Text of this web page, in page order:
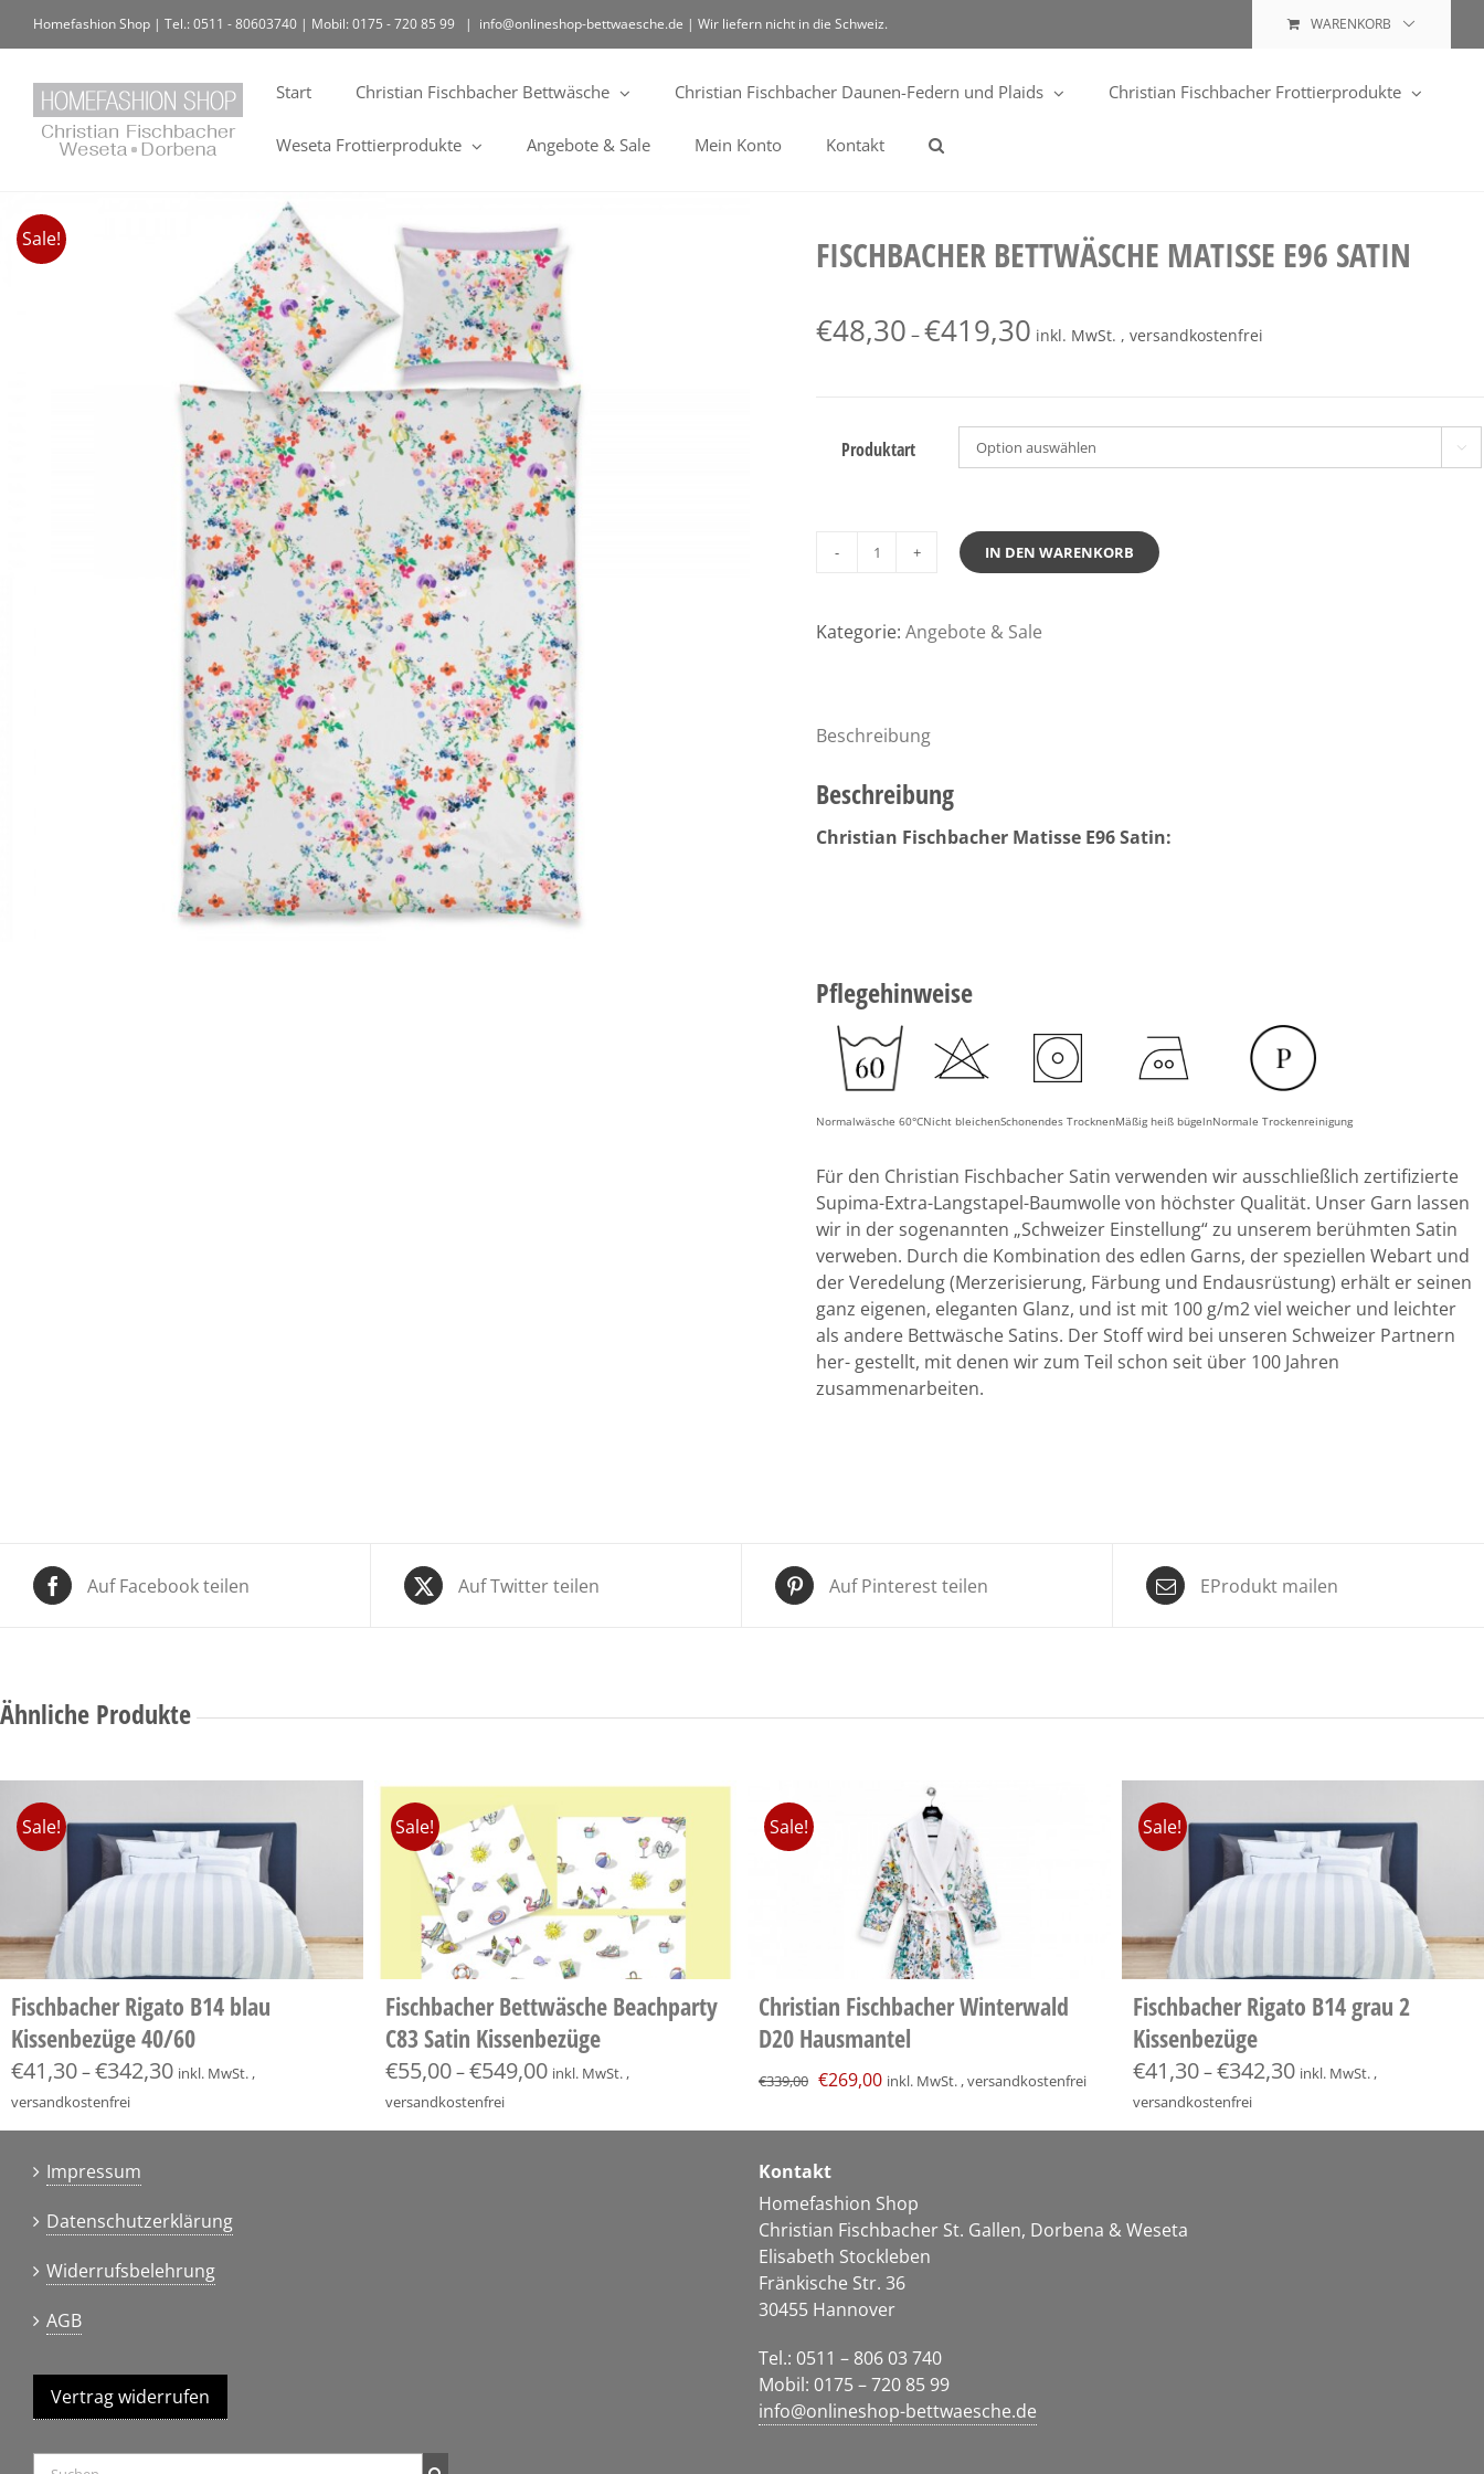
Homefashion Shop | Tel.: 0511 - 80603740 | Mobil: 0175 - 720 85 99 | info@onlineshop-bettwaesche.de | Wir liefern nicht in die Schweiz. WARENKORB
Start Christian Fischbacher Bettwäsche Christian Fischbacher Daunen-Federn und Plaids Christian Fischbacher Frottierprodukte
Weseta Frottierprodukte Angebote & Sale Mein Konto Kontakt
Sale! FISCHBACHER BETTWÄSCHE MATISSE E96 SATIN
€48,30 –€419,30 inkl. MwSt. , versandkostenfrei
Produktart 
Fischbacher
E96
IN DEN WARENKORB
Kategorie:Angebote & Sale
Beschreibung
Beschreibung
Christian Fischbacher Matisse E96 Satin:
Pflegehinweise
Normalwäsche 60°CNicht bleichenSchonendes TrocknenMäßig heiß bügelnNormale Trockenreinigung
Für den Christian Fischbacher Satin verwenden wir ausschließlich zertifizierte
Supima-Extra-Langstapel-Baumwolle von höchster Qualität. Unser Garn lassen
wir in der sogenannten „Schweizer Einstellung“ zu unserem berühmten Satin
verweben. Durch die Kombination des edlen Garns, der speziellen Webart und
der Veredelung (Merzerisierung, Färbung und Endausrüstung) erhält er seinen
ganz eigenen, eleganten Glanz, und ist mit 100 g/m2 viel weicher und leichter
als andere Bettwäsche Satins. Der Stoff wird bei unseren Schweizer Partnern
her- gestellt, mit denen wir zum Teil schon seit über 100 Jahren
zusammenarbeiten.
Auf Facebook teilen Auf Twitter teilen Auf Pinterest teilen EProdukt mailen
Ähnliche Produkte
Sale!
Fischbacher Rigato B14 blau
Kissenbezüge 40/60
€41,30–€342,30 inkl. MwSt. ,
versandkostenfrei
Sale!
Fischbacher Bettwäsche Beachparty
C83 Satin Kissenbezüge
€55,00–€549,00 inkl. MwSt. ,
versandkostenfrei
Sale!
Christian Fischbacher Winterwald
D20 Hausmantel
€339,00
Preis
€269,00
Preis
inkl. MwSt. , versandkostenfrei
Sale!
Fischbacher Rigato B14 grau 2
Kissenbezüge
€41,30–€342,30 inkl. MwSt. ,
versandkostenfrei
Impressum
Datenschutzerklärung
Widerrufsbelehrung
AGB
Vertrag widerrufen
Kontakt
Homefashion Shop
Christian Fischbacher St. Gallen, Dorbena & Weseta
Elisabeth Stockleben
Fränkische Str. 36
30455 Hannover
Tel.: 0511 – 806 03 740
Mobil: 0175 – 720 85 99
info@onlineshop-bettwaesche.de